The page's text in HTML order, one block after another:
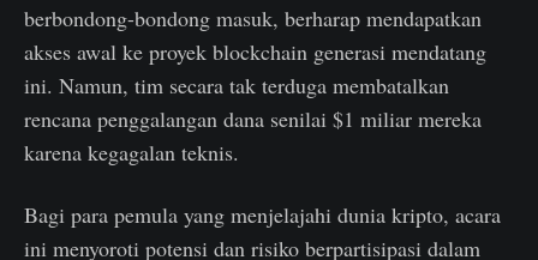
berbondong-bondong masuk, berharap mendapatkan
akses awal ke proyek blockchain generasi mendatang
ini. Namun, tim secara tak terduga membatalkan
rencana penggalangan dana senilai $1 miliar mereka
karena kegagalan teknis.
Bagi para pemula yang menjelajahi dunia kripto, acara
ini menyoroti potensi dan risiko berpartisipasi dalam